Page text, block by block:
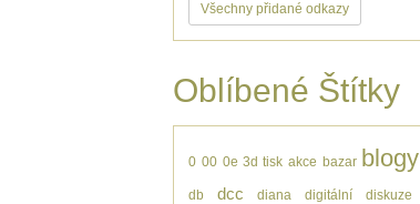
Všechny přidané odkazy
Oblíbené Štítky
0 00 0e 3d tisk akce bazar blogy
db dcc diana digitální diskuze